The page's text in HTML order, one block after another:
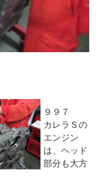
９９７
カレラＳの
エンジン
は、ヘッド
部分も大方